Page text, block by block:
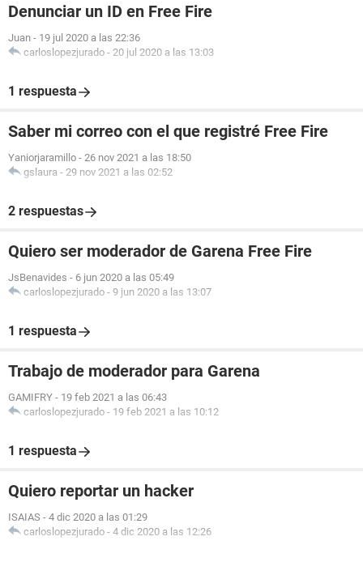
Denunciar un ID en Free Fire
Juan - 19 jul 2020 a las 22:36
carloslopezjurado - 20 jul 2020 a las 13:03
1 respuesta
Saber mi correo con el que registré Free Fire
Yaniorjaramillo - 26 nov 2021 a las 18:50
gslaura - 29 nov 2021 a las 02:52
2 respuestas
Quiero ser moderador de Garena Free Fire
JsBenavides - 6 jun 2020 a las 05:49
carloslopezjurado - 9 jun 2020 a las 13:07
1 respuesta
Trabajo de moderador para Garena
GAMIFRY - 19 feb 2021 a las 06:43
carloslopezjurado - 19 feb 2021 a las 10:12
1 respuesta
Quiero reportar un hacker
ISAIAS - 4 dic 2020 a las 01:29
carloslopezjurado - 4 dic 2020 a las 12:26